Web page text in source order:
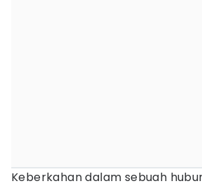
Keberkahan dalam sebuah